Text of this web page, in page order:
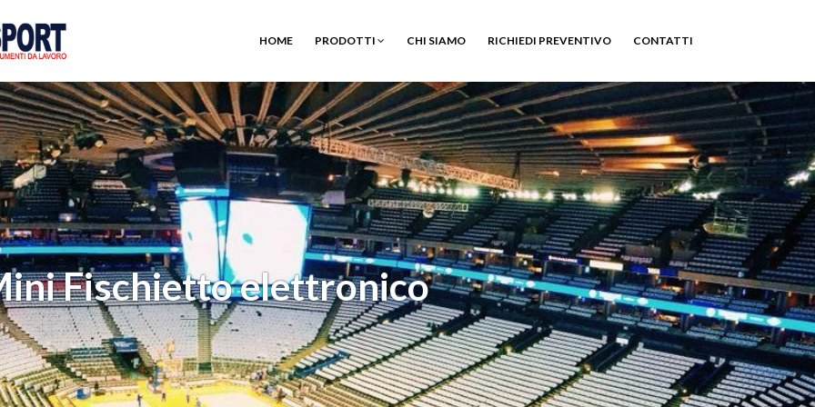
HOME PRODOTTI CHI SIAMO RICHIEDI PREVENTIVO CONTATTI
Fischietto elettronico